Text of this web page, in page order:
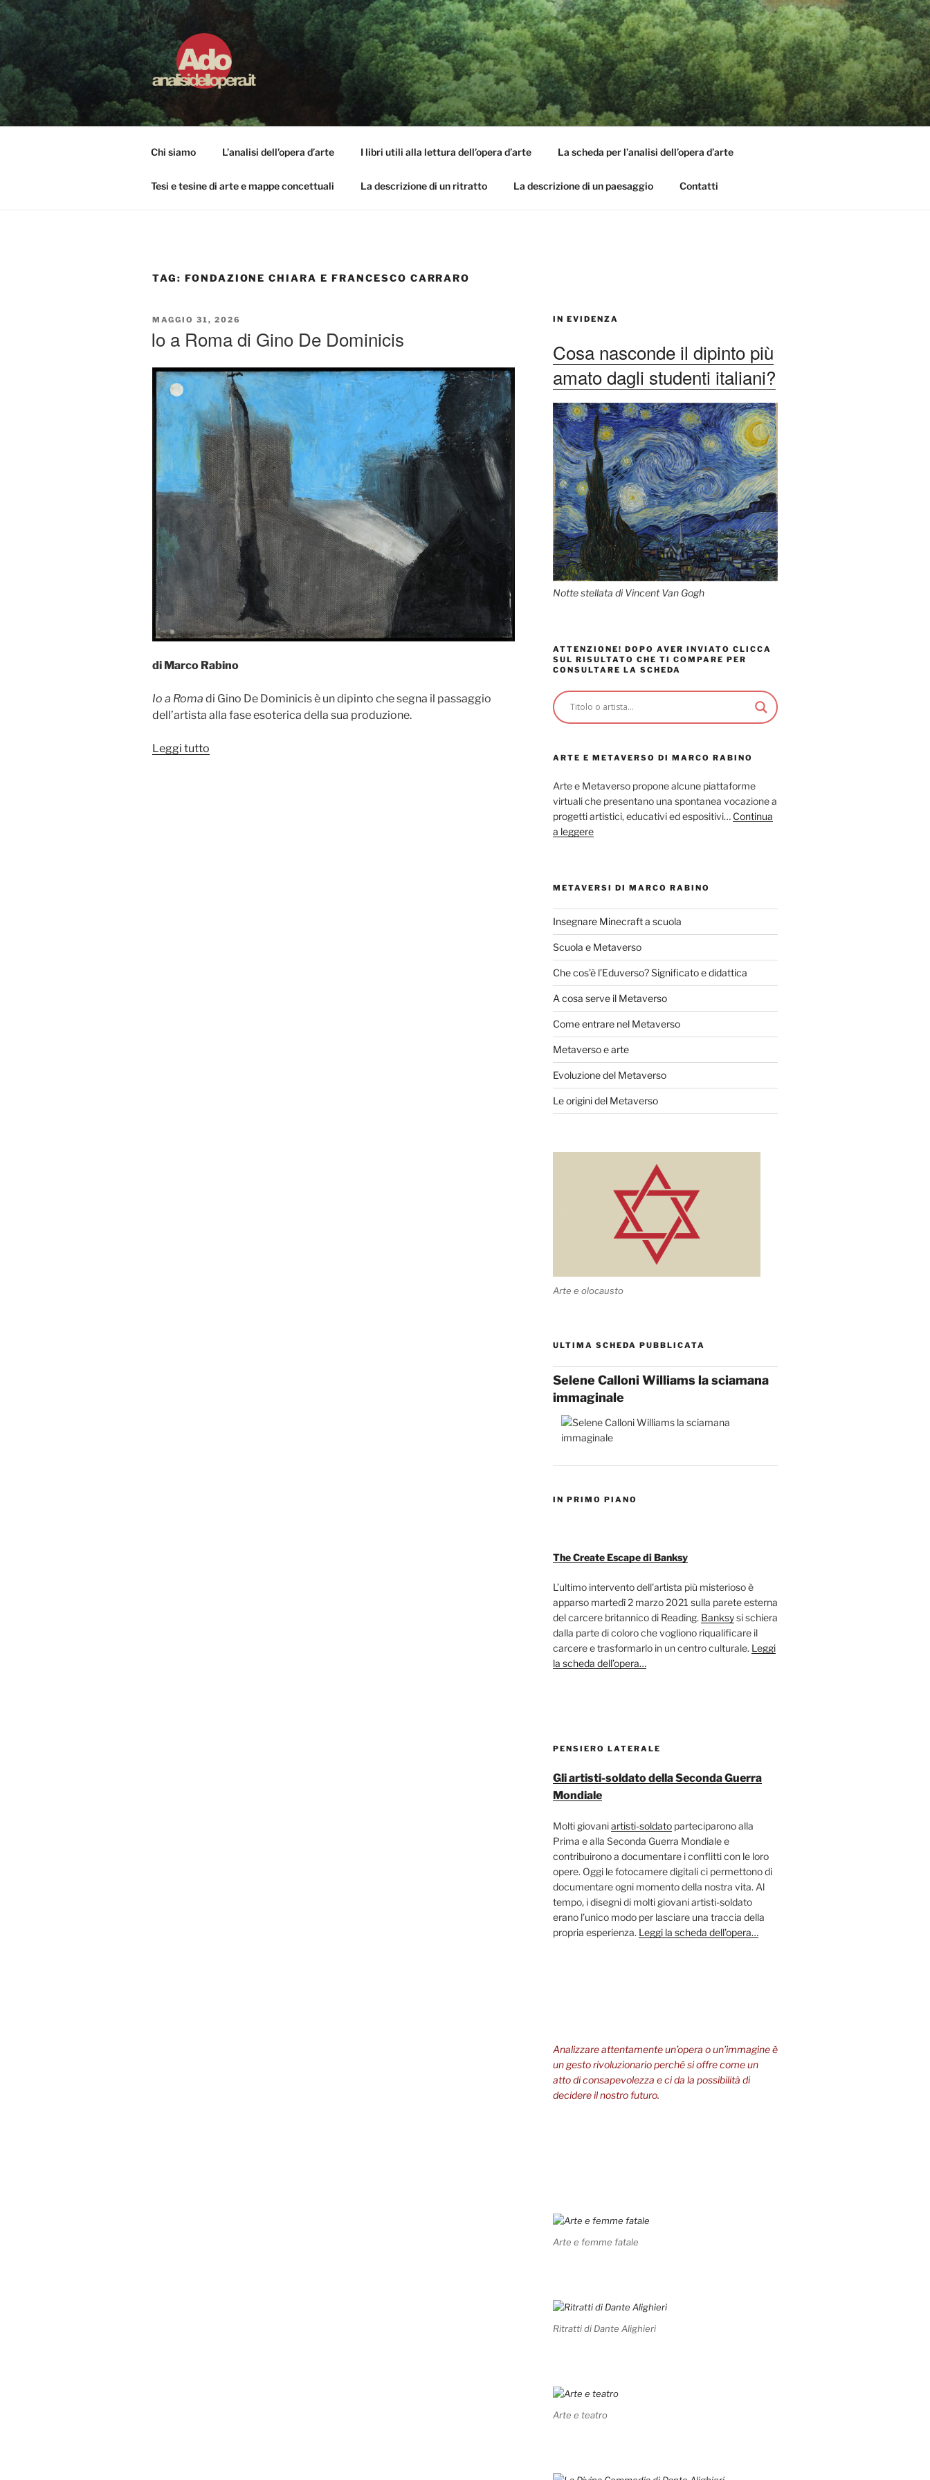
Salta
al
contenuto
ADO ANALISI DELL'OPERA
Osservare le opere d'arte per capirle e imparare ad amarle
Chi siamo L’analisi dell’opera d’arte I libri utili alla lettura dell’opera d’arte La scheda per l’analisi dell’opera d’arte
Tesi e tesine di arte e mappe concettuali La descrizione di un ritratto La descrizione di un paesaggio Contatti
TAG: FONDAZIONE CHIARA E FRANCESCO CARRARO
PUBBLICATO
MAGGIO 31, 2026
Io a Roma di Gino De Dominicis
di Marco Rabino
Io a Roma di Gino De Dominicis è un dipinto che segna il passaggio
dell’artista alla fase esoterica della sua produzione.
Leggi tutto
IN EVIDENZA
Cosa nasconde il dipinto più
amato dagli studenti italiani?
Notte stellata di Vincent Van Gogh
ATTENZIONE! DOPO AVER INVIATO CLICCA
SUL RISULTATO CHE TI COMPARE PER
CONSULTARE LA SCHEDA
ARTE E METAVERSO DI MARCO RABINO
Arte e Metaverso propone alcune piattaforme
virtuali che presentano una spontanea vocazione a
progetti artistici, educativi ed espositivi… Continua
a leggere
METAVERSI DI MARCO RABINO
Insegnare Minecraft a scuola
Scuola e Metaverso
Che cos’è l’Eduverso? Significato e didattica
A cosa serve il Metaverso
Come entrare nel Metaverso
Metaverso e arte
Evoluzione del Metaverso
Le origini del Metaverso
Arte e olocausto
ULTIMA SCHEDA PUBBLICATA
Selene Calloni Williams la sciamana
immaginale
IN PRIMO PIANO
The Create Escape di Banksy
L’ultimo intervento dell’artista più misterioso è
apparso martedì 2 marzo 2021 sulla parete esterna
del carcere britannico di Reading. Banksysi schiera
dalla parte di coloro che vogliono riqualificare il
carcere e trasformarlo in un centro culturale. Leggi
la scheda dell’opera…
PENSIERO LATERALE
Gli artisti-soldato della Seconda Guerra
Mondiale
Molti giovaniartisti-soldatoparteciparono alla
Prima e alla Seconda Guerra Mondiale e
contribuirono a documentare i conflitti con le loro
opere. Oggi le fotocamere digitali ci permettono di
documentare ogni momento della nostra vita. Al
tempo, i disegni di molti giovani artisti-soldato
erano l’unico modo per lasciare una traccia della
propria esperienza. Leggi la scheda dell’opera…
Analizzare attentamente un’opera o un’immagine è
un gesto rivoluzionario perché si offre come un
atto di consapevolezza e ci da la possibilità di
decidere il nostro futuro.
Arte e femme fatale
Ritratti di Dante Alighieri
Arte e teatro